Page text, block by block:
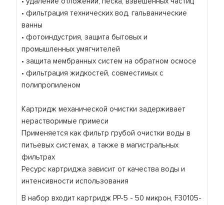
• фильтрация технических вод, гальванические
ванны
• фотоиндустрия, защита бытовых и
промышленных умягчителей
• защита мембранных систем на обратном осмосе
• фильтрация жидкостей, совместимых с
полипропиленом
Картридж механической очистки задерживает
нерастворимые примеси
Применяется как фильтр грубой очистки воды в
питьевых системах, а также в магистральных
фильтрах
Ресурс картриджа зависит от качества воды и
интенсивности использования
В набор входит картридж PP-5 - 50 микрон, F30105-